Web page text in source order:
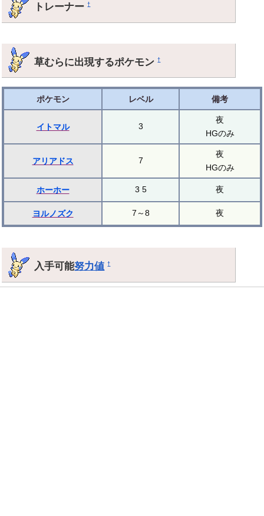
トレーナー†
草むらに出現するポケモン†
ポケモン レベル 備考
イトマル 3
夜
HGのみ
アリアドス 7
夜
HGのみ
ホーホー 3 5 夜
ヨルノズク 7～8 夜
入手可能努力値 †